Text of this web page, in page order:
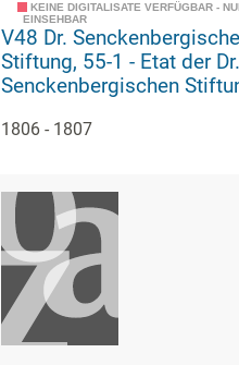
KEINE DIGITALISATE VERFÜGBAR -
EINSEHBAR
V48 Dr. Senckenbergische
Stiftung, 55-1 - Etat der Dr.
Senckenbergischen
1806 - 1807